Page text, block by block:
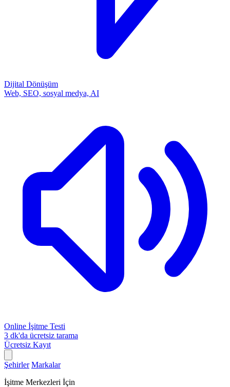
Dijital Dönüşüm
Web, SEO, sosyal medya, AI
Online İşitme Testi
3 dk'da ücretsiz tarama
Ücretsiz Kayıt
Şehirler Markalar
İşitme Merkezleri İçin